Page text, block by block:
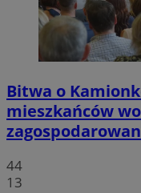
Bitwa o
mieszkańców
44
13